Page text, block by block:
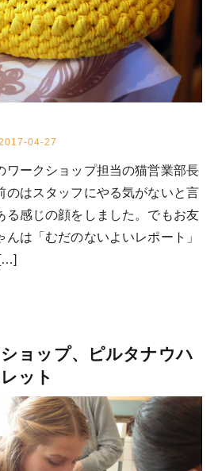
04-27
ワークショップ担当の猫営業部長
のはスタッフにやる気がないと言
る感じの顔をしました。でもお友
は「むだのないよいレポート」
ョップ、ピルタナウハ
ット